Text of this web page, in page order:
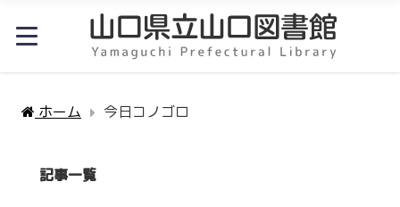
ホーム 今日コノゴロ
記事一覧